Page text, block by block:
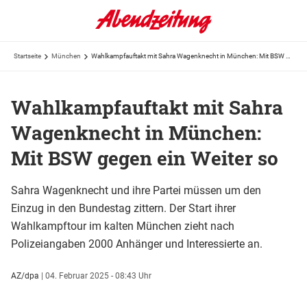
Startseite München
Wahlkampfauftakt mit Sahra
Wagenknecht in München:
Mit BSW gegen ein Weiter so
Sahra Wagenknecht und ihre Partei müssen um den
Einzug in den Bundestag zittern. Der Start ihrer
Wahlkampftour im kalten München zieht nach
Polizeiangaben 2000 Anhänger und Interessierte an.
AZ/dpa | 04. Februar 2025 - 08:43 Uhr